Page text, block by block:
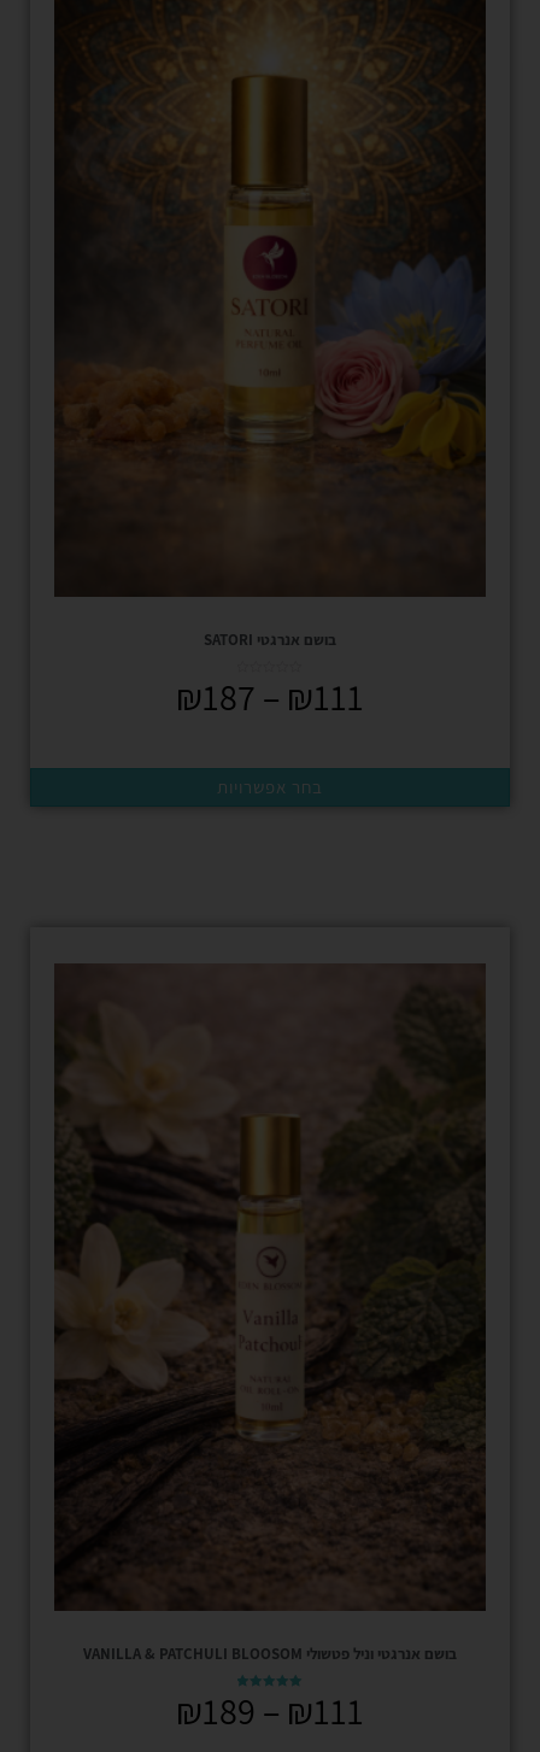
בושם אנרגטי SATORI
₪111
–
₪187
בחר אפשרויות
בושם אנרגטי וניל פטשולי VANILLA & PATCHULI BLOOSOM
₪111
–
₪189